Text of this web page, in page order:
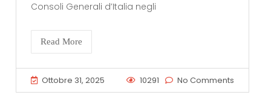
Consoli Generali d’Italia negli
Read More
Ottobre 31, 2025 10291 No Comments